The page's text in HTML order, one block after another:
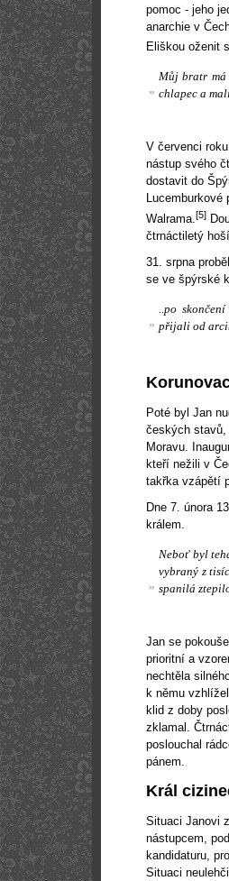
pomoc - jeho
anarchie v
Eliškou oženit
„
Můj bratr má
chlapec a
V červenci
nástup svého
dostavit do
Walrama. [5]
čtrnáctiletý
31. srpna
se ve špýrské
„
..po
přijali od
Poté byl Jan
českých stavů,
Moravu.
kteří nežili v
takřka vzápětí
Dne 7. února
králem.
„
Neboť byl
vybraný z
spanilá
Jan se
prioritní a
nechtěla
k němu
klid z doby
zklamal.
poslouchal
pánem.
Král
Situaci Janovi
nástupcem,
kandidaturu,
Situaci